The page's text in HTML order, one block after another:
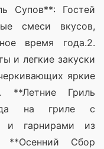
Супов**: Гостей
смеси вкусов,
время года.2.
и легкие закуски
яркие
**Летние Гриль
на гриле с
и гарнирами из
**Осенний Сбор